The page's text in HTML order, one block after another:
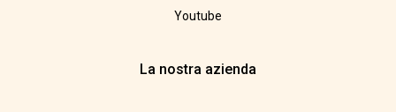
Youtube
La nostra azienda